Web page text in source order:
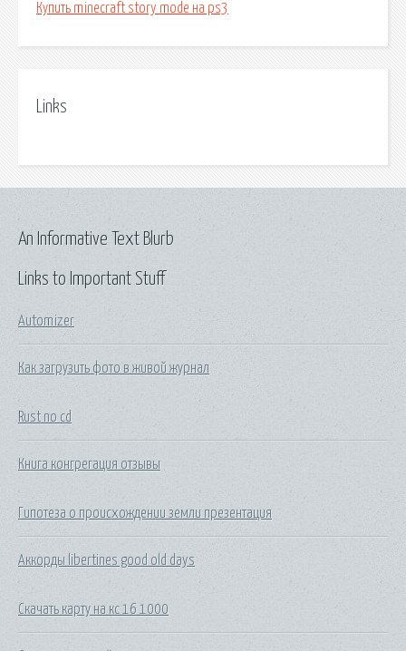
Купить minecraft story mode на ps3
Links
Links to Important Stuff
Automizer
Как загрузить фото в живой журнал
Rust no cd
Книга конгрегация отзывы
Гипотеза о происхождении земли презентация
Аккорды libertines good old days
Скачать карту на кс 16 1000
An Informative Text Blurb